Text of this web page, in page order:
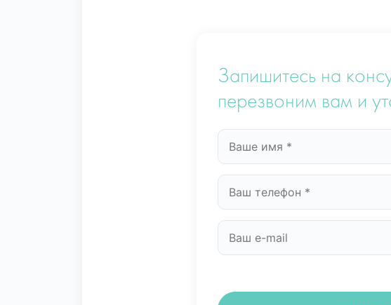
Запишитесь на
перезвоним вам и